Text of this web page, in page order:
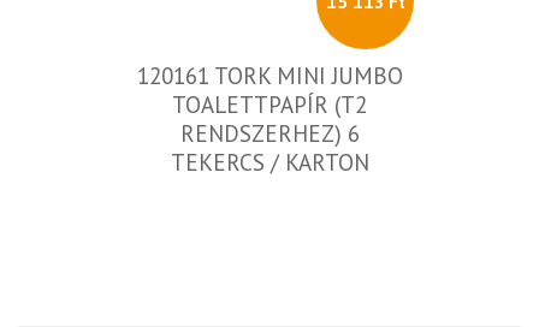
120161 TORK MINI JUMBO
TOALETTPAPÍR (T2
RENDSZERHEZ) 6
TEKERCS / KARTON